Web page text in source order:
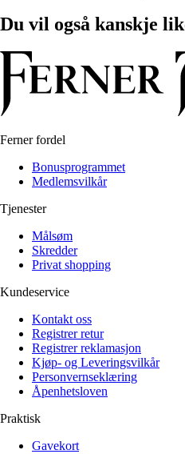
Du vil også kanskje
Ferner fordel
Bonusprogrammet
Medlemsvilkår
Tjenester
Målsøm
Skredder
Privat shopping
Kundeservice
Kontakt oss
Registrer retur
Registrer reklamasjon
Kjøp- og Leveringsvilkår
Personvernseklæring
Åpenhetsloven
Praktisk
Gavekort